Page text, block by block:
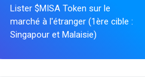
Lister $MISA Token sur le
marché à l'étranger (1ère cible :
Singapour et Malaisie)